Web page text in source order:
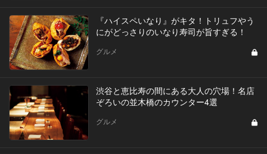
『ハイスペいなり』がキタ！トリュフやう
にがどっさりのいなり寿司が旨すぎる！
グルメ
渋谷と恵比寿の間にある大人の穴場！名店
ぞろいの並木橋のカウンター4選
グルメ